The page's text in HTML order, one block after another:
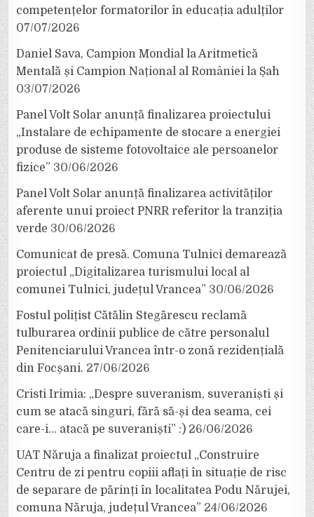
competențelor formatorilor în educația adulților
07/07/2026
Daniel Sava, Campion Mondial la Aritmetică
Mentală și Campion Național al României la Șah
03/07/2026
Panel Volt Solar anunță finalizarea proiectului
„Instalare de echipamente de stocare a energiei
produse de sisteme fotovoltaice ale persoanelor
fizice” 30/06/2026
Panel Volt Solar anunță finalizarea activităților
aferente unui proiect PNRR referitor la tranziția
verde 30/06/2026
Comunicat de presă. Comuna Tulnici demarează
proiectul „Digitalizarea turismului local al
comunei Tulnici, județul Vrancea” 30/06/2026
Fostul polițist Cătălin Stegărescu reclamă
tulburarea ordinii publice de către personalul
Penitenciarului Vrancea într-o zonă rezidențială
din Focșani. 27/06/2026
Cristi Irimia: „Despre suveranism, suveraniști și
cum se atacă singuri, fără să-și dea seama, cei
care-i… atacă pe suveraniști” :) 26/06/2026
UAT Năruja a finalizat proiectul „Construire
Centru de zi pentru copiii aflați în situație de risc
de separare de părinți în localitatea Podu Nărujei,
comuna Năruja, județul Vrancea” 24/06/2026